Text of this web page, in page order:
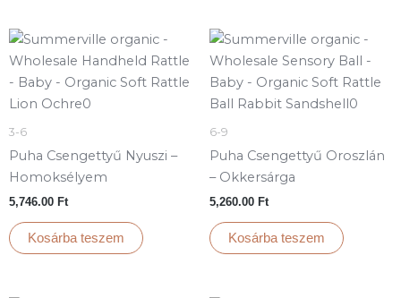
3-6
Puha Csengettyű Nyuszi –
Homoksélyem
5,746.00 Ft
Kosárba teszem
6-9
Puha Csengettyű Oroszlán
– Okkersárga
5,260.00 Ft
Kosárba teszem